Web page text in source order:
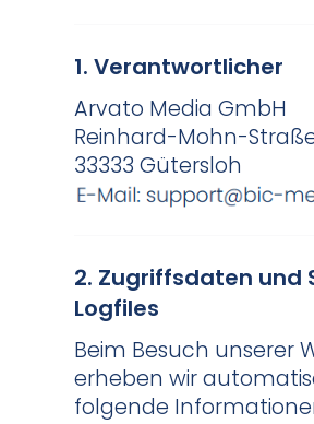
1. Verantwortlicher
Arvato Media GmbH
Reinhard-Mohn-
33333 Gütersloh
2. Zugriffsdaten und
Logfiles
Beim Besuch unserer
erheben wir
folgende